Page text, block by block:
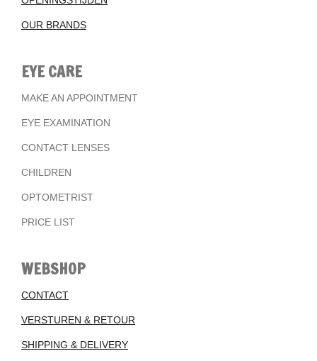
OUR BRANDS
EYE CARE
MAKE AN APPOINTMENT
EYE EXAMINATION
CONTACT LENSES
CHILDREN
OPTOMETRIST
PRICE LIST
WEBSHOP
CONTACT
VERSTUREN & RETOUR
SHIPPING & DELIVERY